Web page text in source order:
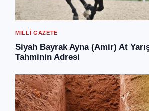
MILLI GAZETE
Siyah Bayrak Ayna (Amir) At
Tahminin Adresi